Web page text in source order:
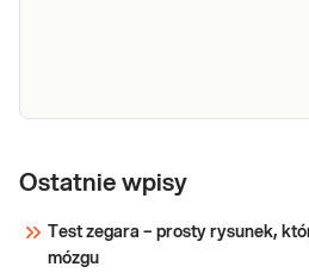
całkowity
cholesterolu
chorób układu
Ostatnie wpisy
Test zegara – prosty rysunek,
mózgu